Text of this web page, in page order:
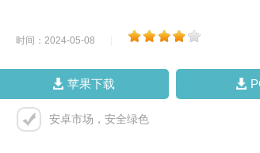
时间：2024-05-08
苹果下载
安卓市场，安全绿色